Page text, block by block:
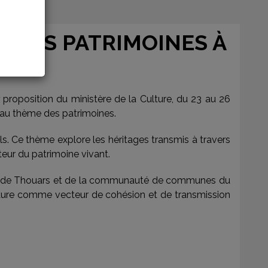
DES PATRIMOINES À
du ministère de la Culture, du 23 au 26
thème des patrimoines.
Ce thème explore les héritages transmis à travers
du patrimoine vivant.
Thouars et de la communauté de communes du
comme vecteur de cohésion et de transmission